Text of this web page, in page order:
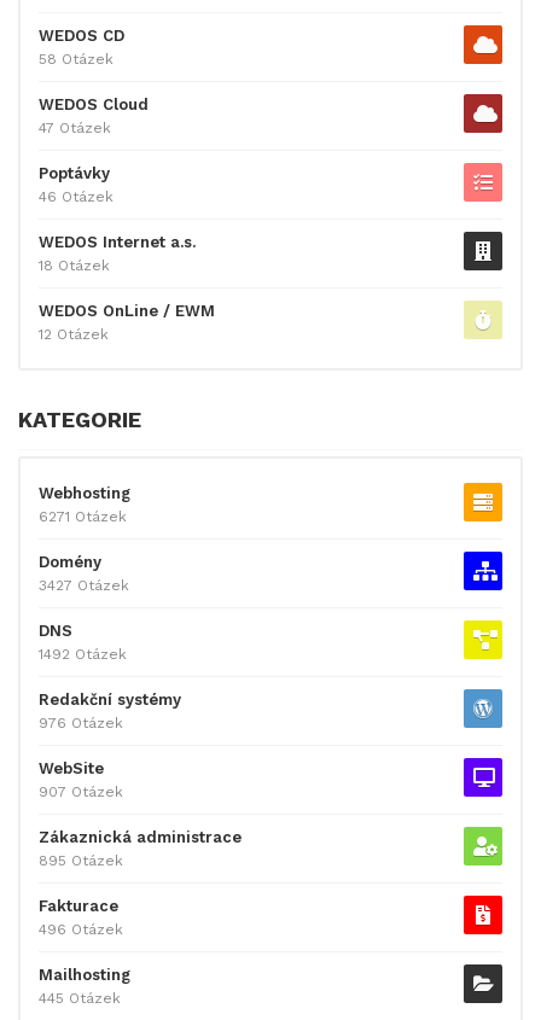
WEDOS CD
58 Otázek
WEDOS Cloud
47 Otázek
Poptávky
46 Otázek
WEDOS Internet a.s.
18 Otázek
WEDOS OnLine / EWM
12 Otázek
KATEGORIE
Webhosting
6271 Otázek
Domény
3427 Otázek
DNS
1492 Otázek
Redakční systémy
976 Otázek
WebSite
907 Otázek
Zákaznická administrace
895 Otázek
Fakturace
496 Otázek
Mailhosting
445 Otázek